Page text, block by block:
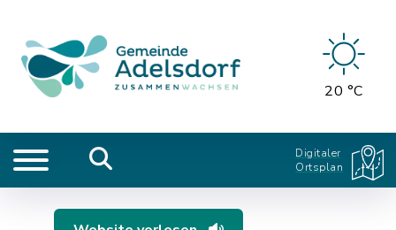
20 °C
Digitaler
Ortsplan